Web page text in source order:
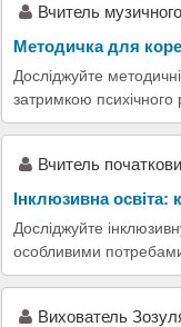
Вчитель
Методичка для
Досліджуйте
затримкою психічного
Вчитель
Інклюзивна освіта:
Досліджуйте
особливими потребами
Вихователь